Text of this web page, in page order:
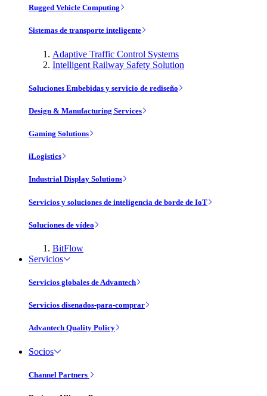
Rugged Vehicle Computing
Sistemas de transporte inteligente
Adaptive Traffic Control Systems
Intelligent Railway Safety Solution
Soluciones Embebidas y servicio de rediseño
Design & Manufacturing Services
Gaming Solutions
iLogistics
Industrial Display Solutions
Servicios y soluciones de inteligencia de borde de IoT
Soluciones de vídeo
BitFlow
Servicios
Servicios globales de Advantech
Servicios disenados-para-comprar
Advantech Quality Policy
Socios
Channel Partners